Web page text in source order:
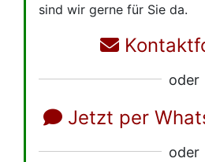
sind wir gerne für Sie da.
oder
Jetzt per
oder